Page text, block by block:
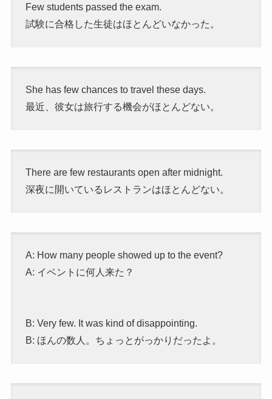
Few students passed the exam.
試験に合格した生徒はほとんどいなかった。
She has few chances to travel these days.
最近、彼女は旅行する機会がほとんどない。
There are few restaurants open after midnight.
深夜に開いているレストランはほとんどない。
A: How many people showed up to the event?
A: イベントに何人来た？
B: Very few. It was kind of disappointing.
B: ほんの数人。ちょっとがっかりだったよ。